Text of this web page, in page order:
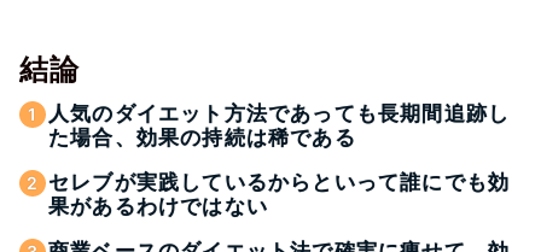
結論
人気のダイエット方法であっても長期間追跡し
た場合、効果の持続は稀である
セレブが実践しているからといって誰にでも効
果があるわけではない